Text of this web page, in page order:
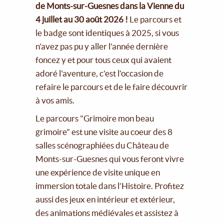
de Monts-sur-Guesnes dans la Vienne du
4 juillet au 30 août 2026 ! Le parcours et
le badge sont identiques à 2025, si vous
n'avez pas pu y aller l'année dernière
foncez y et pour tous ceux qui avaient
adoré l'aventure, c'est l'occasion de
refaire le parcours et de le faire découvrir
à vos amis.
Le parcours "Grimoire mon beau
grimoire" est une visite au coeur des 8
salles scénographiées du Château de
Monts-sur-Guesnes qui vous feront vivre
une expérience de visite unique en
immersion totale dans l’Histoire. Profitez
aussi des jeux en intérieur et extérieur,
des animations médiévales et assistez à